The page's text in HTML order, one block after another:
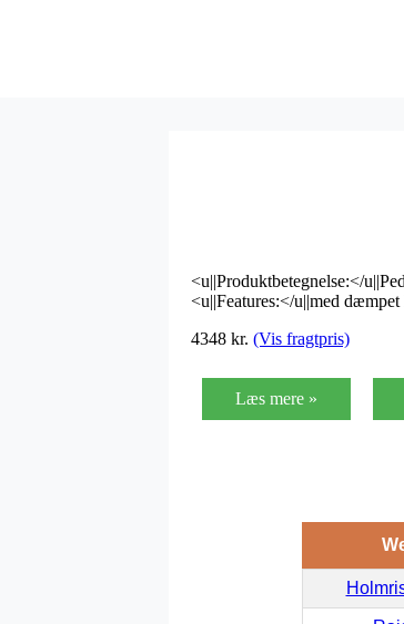
<u||Produktbetegnelse:</
<u||Features:</u||med
4348 kr. (Vis fragtpris)
Læs mere »